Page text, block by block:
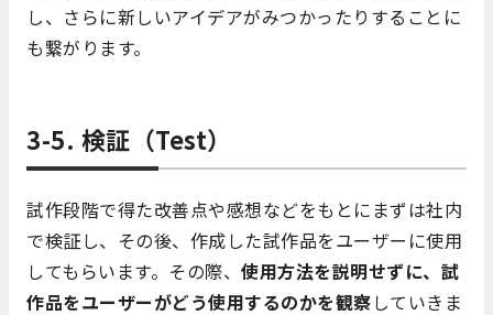
し、さらに新しいアイデアがみつかったりすることに
も繋がります。
3-5. 検証 （Test）
試作段階で得た改善点や感想などをもとにまずは社内
で検証し、その後、作成した試作品をユーザーに使用
してもらいます。その際、 使用方法を説明せずに、試
作品をユーザーがどう使用するのかを観察していきま